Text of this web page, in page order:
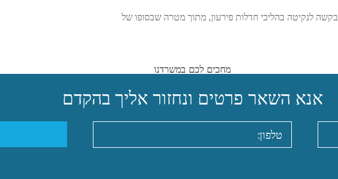
לנקיטה בהליכי חדלות פירעון, מתוך מטרה שבסופו של
מחכים לכם במשרדנו
אנא השאר פרטים ונחזור אליך בהקדם